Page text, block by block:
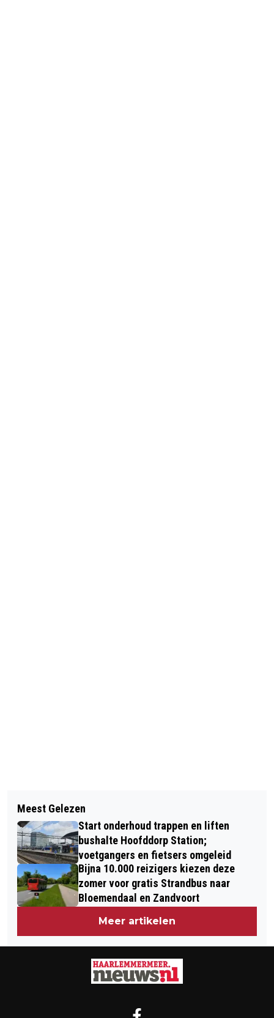
NOVA COLLEGE HOUDT OPEN DAG IN
BEVERWIJK, HAARLEM, HOOFDDORP,
IJMUIDEN EN AMSTELVEEN
PAASSPEURTOCHT OP BOERDERIJ
ZORGVRIJ COMBINEERT SPEL EN
EDUCATIE
Meest Gelezen
Start onderhoud trappen en liften
bushalte Hoofddorp Station;
voetgangers en fietsers omgeleid
Bijna 10.000 reizigers kiezen deze
zomer voor gratis Strandbus naar
Bloemendaal en Zandvoort
Meer artikelen